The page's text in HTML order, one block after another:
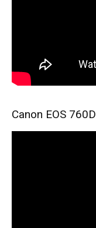
Canon EOS 760D